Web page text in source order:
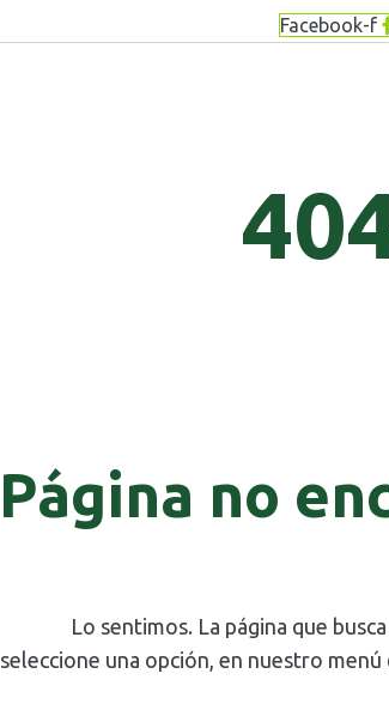
Facebook-f
Página no
Lo sentimos. La página que
seleccione una opción, en nuestro